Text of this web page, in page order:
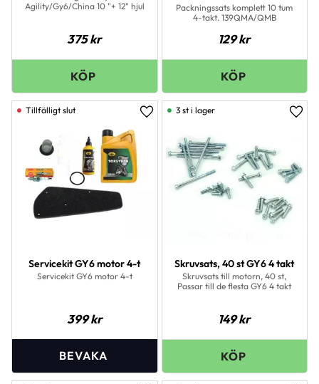
Agility/Gy6/China 10 "+ 12" hjul
375kr
Packningssats komplett 10 tum
4-takt. 139QMA/QMB
129kr
Servicekit GY6 motor 4-t
Servicekit GY6 motor 4-t
399kr
Lägg till i favoriter
Skruvsats, 40 st GY6 4 takt
Skruvsats till motorn, 40 st,
Passar till de flesta GY6 4 takt
149kr
3 st i lager